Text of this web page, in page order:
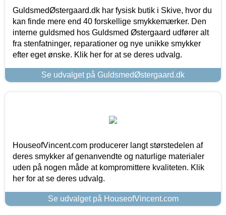
GuldsmedØstergaard.dk har fysisk butik i Skive, hvor du
kan finde mere end 40 forskellige smykkemærker. Den
interne guldsmed hos Guldsmed Østergaard udfører alt
fra stenfatninger, reparationer og nye unikke smykker
efter eget ønske. Klik her for at se deres udvalg.
Se udvalget på GuldsmedØstergaard.dk
HouseofVincent.com producerer langt størstedelen af
deres smykker af genanvendte og naturlige materialer
uden på nogen måde at kompromittere kvaliteten. Klik
her for at se deres udvalg.
Se udvalget på HouseofVincent.com